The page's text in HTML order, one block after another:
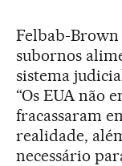
Felbab-Brown
subornos
sistema
“Os EUA não
fracassaram
realidade,
necessário